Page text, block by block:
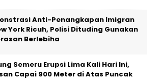
Anti-Penangkapan Imigran
York Ricuh, Polisi Dituding Gunakan
Berlebiha
Semeru Erupsi Lima Kali Hari Ini,
Capai 900 Meter di Atas Puncak